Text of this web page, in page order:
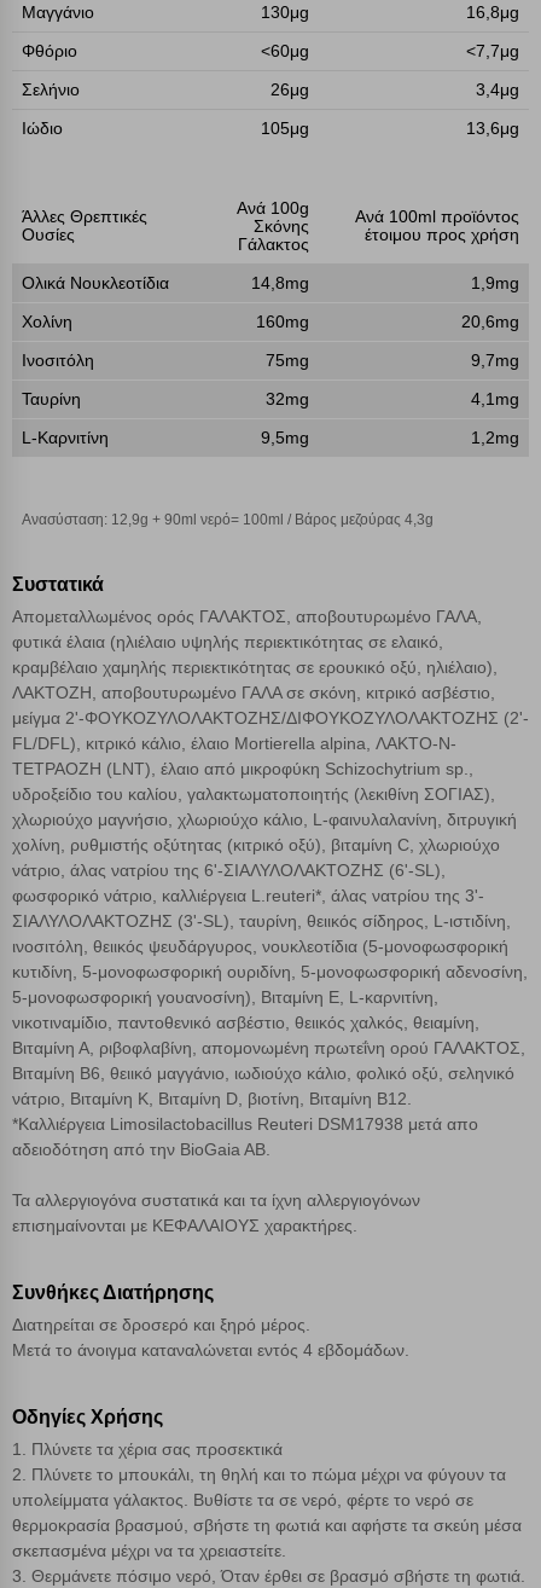
Μαγγάνιο
130μg
16,8μg
Φθόριο
<60μg
<7,7μg
Σελήνιο
26μg
3,4μg
Ιώδιο
105μg 13,6μg
Άλλες Θρεπτικές
Ουσίες
Ανά 100g
Σκόνης
Γάλακτος
Ανά 100ml προϊόντος
έτοιμου προς χρήση
Ολικά Νουκλεοτίδια 14,8mg
1,9mg
Χολίνη
160mg
20,6mg
Ινοσιτόλη
75mg
9,7mg
Ταυρίνη
32mg
4,1mg
L-Καρνιτίνη
9,5mg 1,2mg
Ανασύσταση: 12,9g + 90ml νερό= 100ml / Βάρος μεζούρας 4,3g
Συστατικά
Απομεταλλωμένος ορός ΓΑΛΑΚΤΟΣ, αποβουτυρωμένο ΓΑΛΑ,
φυτικά έλαια (ηλιέλαιο υψηλής περιεκτικότητας σε ελαικό,
κραμβέλαιο χαμηλής περιεκτικότητας σε ερουκικό οξύ, ηλιέλαιο),
ΛΑΚΤΟΖΗ, αποβουτυρωμένο ΓΑΛΑ σε σκόνη, κιτρικό ασβέστιο,
μείγμα 2'-ΦΟΥΚΟΖΥΛΟΛΑΚΤΟΖΗΣ/ΔΙΦΟΥΚΟΖΥΛΟΛΑΚΤΟΖΗΣ (2'-
FL/DFL), κιτρικό κάλιο, έλαιο Mortierella alpina, ΛΑΚΤΟ-Ν-
ΤΕΤΡΑΟΖΗ (LNT), έλαιο από μικροφύκη Schizochytrium sp.,
υδροξείδιο του καλίου, γαλακτωματοποιητής (λεκιθίνη ΣΟΓΙΑΣ),
χλωριούχο μαγνήσιο, χλωριούχο κάλιο, L-φαινυλαλανίνη, διτρυγική
χολίνη, ρυθμιστής οξύτητας (κιτρικό οξύ), βιταμίνη C, χλωριούχο
νάτριο, άλας νατρίου της 6'-ΣΙΑΛΥΛΟΛΑΚΤΟΖΗΣ (6'-SL),
φωσφορικό νάτριο, καλλιέργεια L.reuteri*, άλας νατρίου της 3'-
ΣΙΑΛΥΛΟΛΑΚΤΟΖΗΣ (3'-SL), ταυρίνη, θειικός σίδηρος, L-ιστιδίνη,
ινοσιτόλη, θειικός ψευδάργυρος, νουκλεοτίδια (5-μονοφωσφορική
κυτιδίνη, 5-μονοφωσφορική ουριδίνη, 5-μονοφωσφορική αδενοσίνη,
5-μονοφωσφορική γουανοσίνη), Βιταμίνη Ε, L-καρνιτίνη,
νικοτιναμίδιο, παντοθενικό ασβέστιο, θειικός χαλκός, θειαμίνη,
Βιταμίνη Α, ριβοφλαβίνη, απομονωμένη πρωτεΐνη ορού ΓΑΛΑΚΤΟΣ,
Βιταμίνη Β6, θειικό μαγγάνιο, ιωδιούχο κάλιο, φολικό οξύ, σεληνικό
νάτριο, Βιταμίνη Κ, Βιταμίνη D, βιοτίνη, Βιταμίνη B12.
*Καλλιέργεια Limosilactobacillus Reuteri DSM17938 μετά απο
αδειοδότηση από την BioGaia AB.
Τα αλλεργιογόνα συστατικά και τα ίχνη αλλεργιογόνων
επισημαίνονται με ΚΕΦΑΛΑΙΟΥΣ χαρακτήρες.
Συνθήκες Διατήρησης
Διατηρείται σε δροσερό και ξηρό μέρος.
Μετά το άνοιγμα καταναλώνεται εντός 4 εβδομάδων.
Οδηγίες Χρήσης
1. Πλύνετε τα χέρια σας προσεκτικά
2. Πλύνετε το μπουκάλι, τη θηλή και το πώμα μέχρι να φύγουν τα
υπολείμματα γάλακτος. Βυθίστε τα σε νερό, φέρτε το νερό σε
θερμοκρασία βρασμού, σβήστε τη φωτιά και αφήστε τα σκεύη μέσα
σκεπασμένα μέχρι να τα χρειαστείτε.
3. Θερμάνετε πόσιμο νερό, Όταν έρθει σε βρασμό σβήστε τη φωτιά.
Λειτουργικά cookies
Cookies στόχευσης
Απολύτως απαραίτητα cookies Πάντα Ενεργό
Απόρριψη όλων